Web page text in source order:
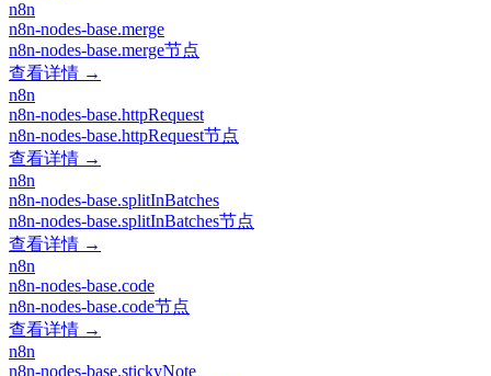
n8n
n8n-nodes-base.merge
n8n-nodes-base.merge节点
查看详情 →
n8n
n8n-nodes-base.httpRequest
n8n-nodes-base.httpRequest节点
查看详情 →
n8n
n8n-nodes-base.splitInBatches
n8n-nodes-base.splitInBatches节点
查看详情 →
n8n
n8n-nodes-base.code
n8n-nodes-base.code节点
查看详情 →
n8n
n8n-nodes-base.stickyNote